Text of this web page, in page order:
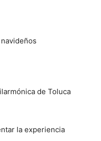
de Toluca
la experiencia